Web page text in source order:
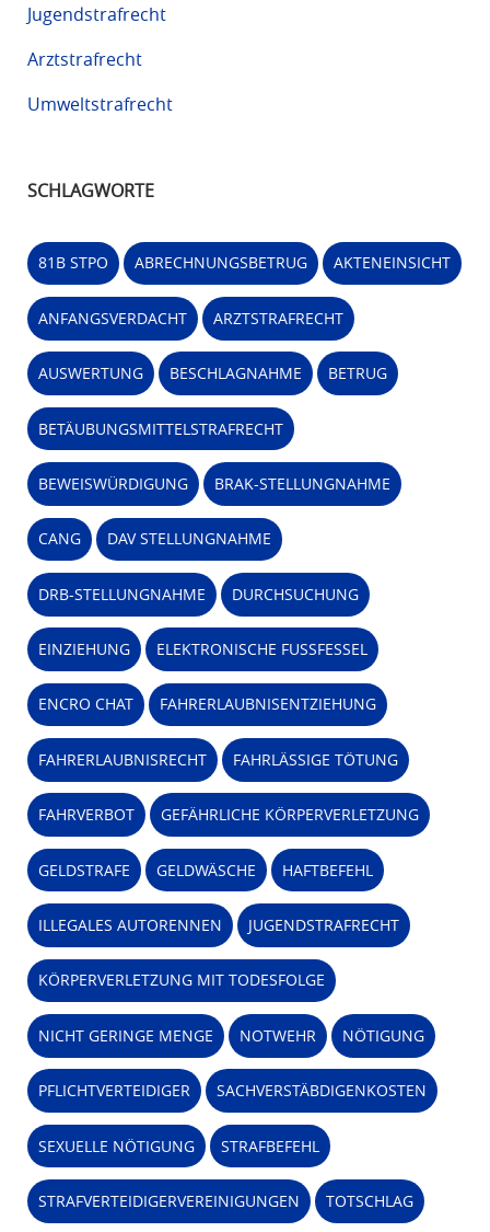
Jugendstrafrecht
Arztstrafrecht
Umweltstrafrecht
SCHLAGWORTE
81B STPO ABRECHNUNGSBETRUG AKTENEINSICHT
ANFANGSVERDACHT ARZTSTRAFRECHT
AUSWERTUNG BESCHLAGNAHME BETRUG
BETÄUBUNGSMITTELSTRAFRECHT
BEWEISWÜRDIGUNG BRAK-STELLUNGNAHME
CANG DAV STELLUNGNAHME
DRB-STELLUNGNAHME DURCHSUCHUNG
EINZIEHUNG ELEKTRONISCHE FUSSFESSEL
ENCRO CHAT FAHRERLAUBNISENTZIEHUNG
FAHRERLAUBNISRECHT FAHRLÄSSIGE TÖTUNG
FAHRVERBOT GEFÄHRLICHE KÖRPERVERLETZUNG
GELDSTRAFE GELDWÄSCHE HAFTBEFEHL
ILLEGALES AUTORENNEN JUGENDSTRAFRECHT
KÖRPERVERLETZUNG MIT TODESFOLGE
NICHT GERINGE MENGE NOTWEHR NÖTIGUNG
PFLICHTVERTEIDIGER SACHVERSTÄBDIGENKOSTEN
SEXUELLE NÖTIGUNG STRAFBEFEHL
STRAFVERTEIDIGERVEREINIGUNGEN TOTSCHLAG